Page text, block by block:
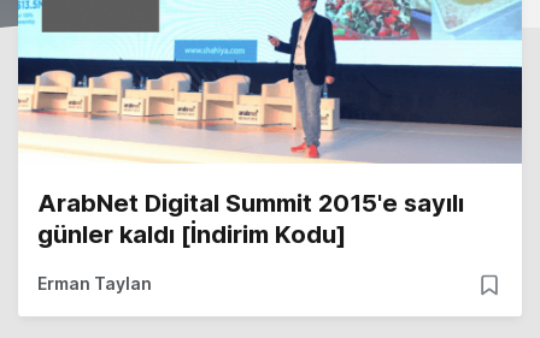
ArabNet Digital Summit 2015'e sayılı
günler kaldı [İndirim Kodu]
Erman Taylan